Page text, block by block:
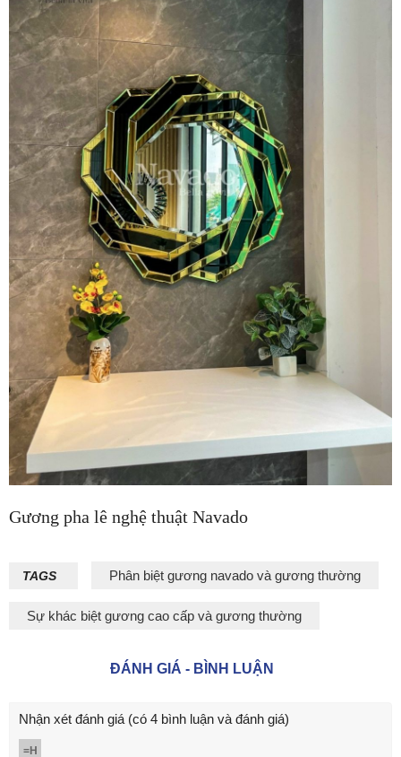
Gương pha lê nghệ thuật Navado
TAGS Phân biệt gương navado và gương thường
Sự khác biệt gương cao cấp và gương thường
ĐÁNH GIÁ - BÌNH LUẬN
Nhận xét đánh giá (có 4 bình luận và đánh giá)
=H